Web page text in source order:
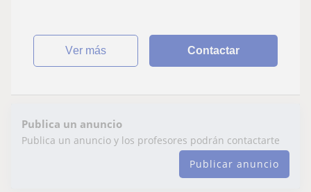
ver más Contactar
Publica un anuncio
Publica un anuncio y los profesores podrán contactarte
Publicar anuncio